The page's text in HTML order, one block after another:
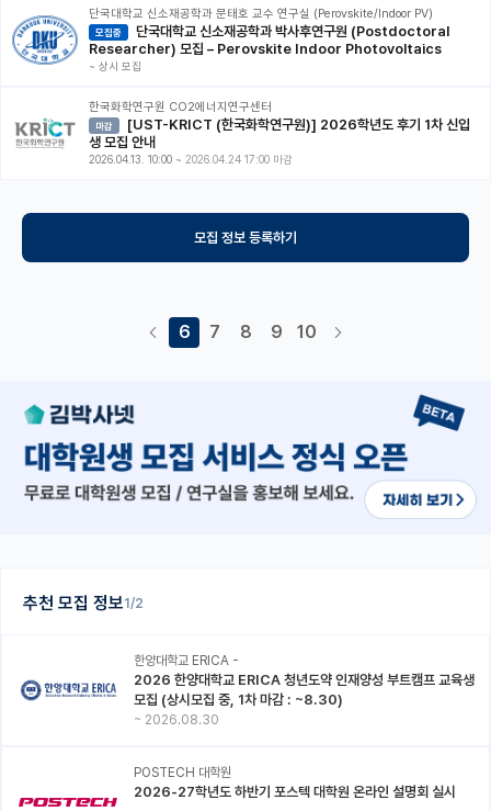
추천 모집 정보1/2
한양대학교 ERICA -
2026 한양대학교 ERICA 청년도약 인재양성 부트캠프 교육생
모집 (상시모집 중, 1차 마감 : ~8.30)
~ 2026.08.30
POSTECH 대학원
2026-27학년도 하반기 포스텍 대학원 온라인 설명회 실시
단국대학교 신소재공학과 문태호 교수 연구실 (Perovskite/Indoor PV)
모집중
Researcher) 모집 – Perovskite Indoor Photovoltaics
~ 상시 모집
한국화학연구원 CO2에너지연구센터
마감
생 모집 안내
2026.04.13. 10:00 ~ 2026.04.24 17:00 마감
모집 정보 등록하기
6 7 8 9 10